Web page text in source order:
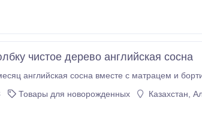
чистое дерево английская сосна
английская сосна вместе с матрацем и
Товары для новорожденных Казахстан,